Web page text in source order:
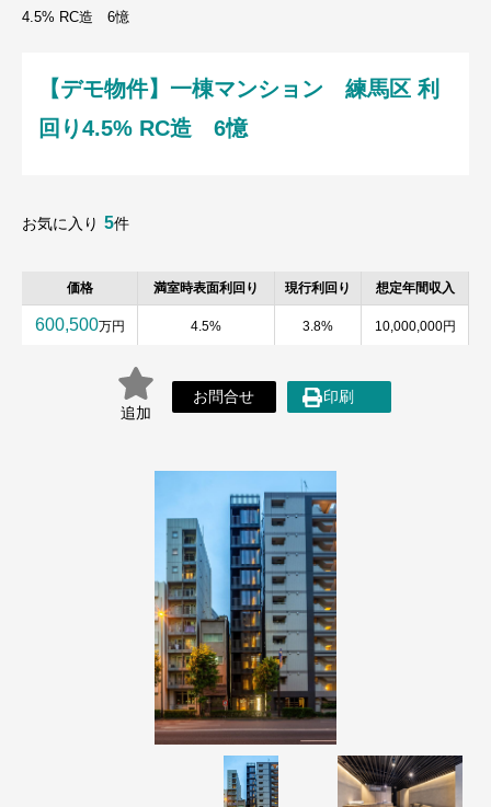
4.5% RC造 6憶
【デモ物件】一棟マンション 練馬区 利
回り4.5% RC造 6憶
お気に入り 5件
価格 満室時表面利回り 現行利回り 想定年間収入
600,500万円 4.5% 3.8% 10,000,000円
追加
お問合せ 印刷